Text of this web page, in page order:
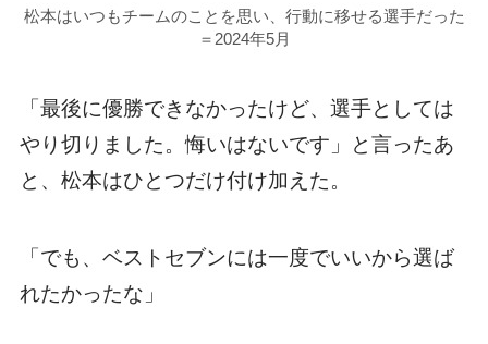
松本はいつもチームのことを思い、行動に移せる選手だった
＝2024年5月
「最後に優勝できなかったけど、選手としては
やり切りました。悔いはないです」と言ったあ
と、松本はひとつだけ付け加えた。
「でも、ベストセブンには一度でいいから選ば
れたかったな」